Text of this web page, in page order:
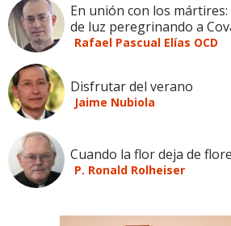
En unión con los
de luz peregrinando a
Rafael Pascual Elías OCD
Disfrutar del verano
Jaime Nubiola
Cuando la flor deja de
P. Ronald Rolheiser